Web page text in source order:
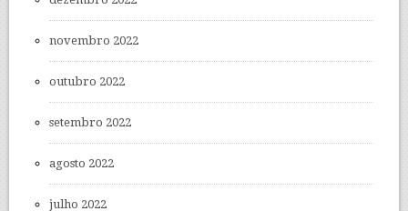
novembro 2022
outubro 2022
setembro 2022
agosto 2022
julho 2022